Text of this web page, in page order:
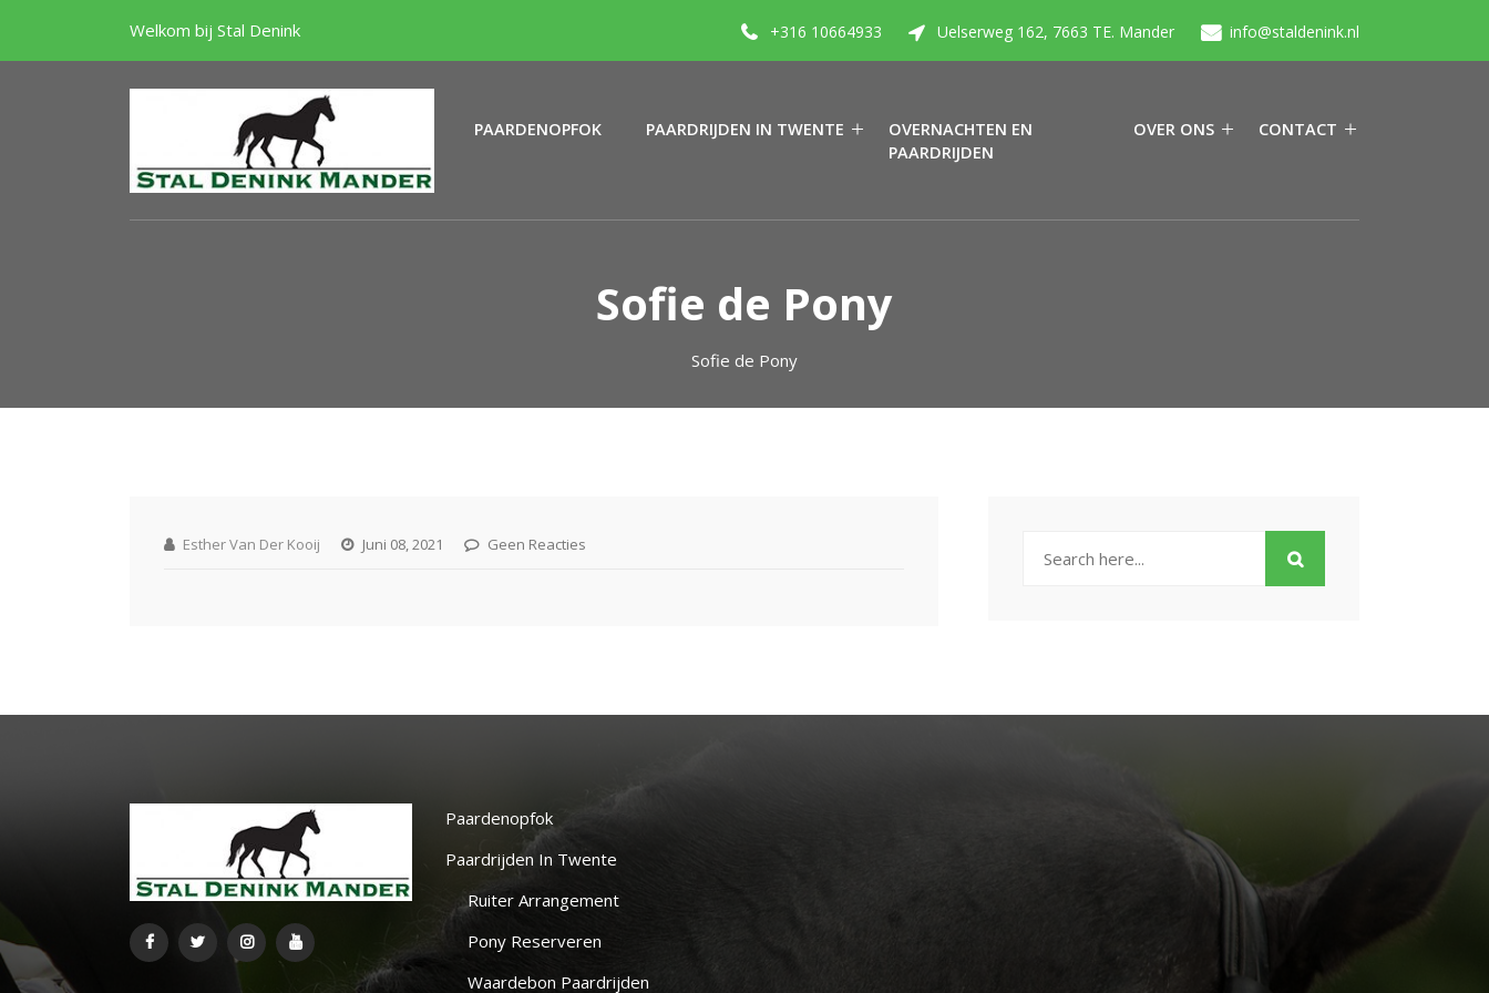
Welkom bij Stal Denink +316 10664933 Uelserweg 162, 7663 TE. Mander info@staldenink.nl
PAARDENOPFOK PAARDRIJDEN IN TWENTE
OVERNACHTEN EN
PAARDRIJDEN
OVER ONS CONTACT
Sofie de Pony
Sofie de Pony
Esther Van Der Kooij Juni 08, 2021 Geen Reacties
Paardenopfok
Paardrijden In Twente
Ruiter Arrangement
Pony Reserveren
Waardebon Paardrijden